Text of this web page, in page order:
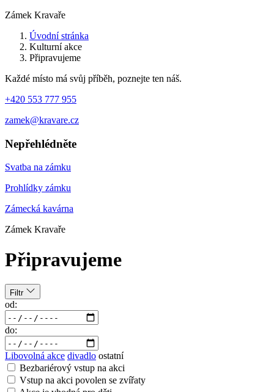
Zámek Kravaře
Úvodní stránka
Kulturní akce
Připravujeme
Každé místo má svůj příběh, poznejte ten náš.
+420 553 777 955
zamek@kravare.cz
Nepřehlédněte
Svatba na zámku
Prohlídky zámku
Zámecká kavárna
Zámek Kravaře
Připravujeme
Filtr
od:
do:
Libovolná akce divadlo ostatní
Bezbariérový vstup na akci
Vstup na akci povolen se zvířaty